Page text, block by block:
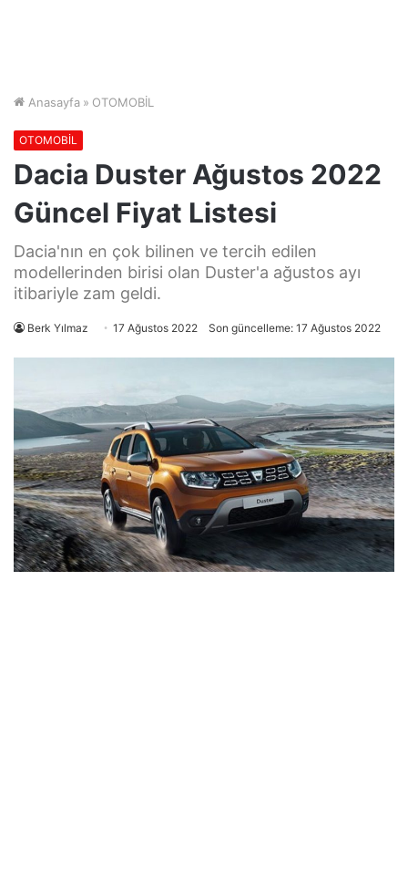
Anasayfa » OTOMOBİL
OTOMOBİL
Dacia Duster Ağustos 2022
Güncel Fiyat Listesi
Dacia'nın en çok bilinen ve tercih edilen
modellerinden birisi olan Duster'a ağustos ayı
itibariyle zam geldi.
Berk Yılmaz 17 Ağustos 2022 Son güncelleme: 17 Ağustos 2022